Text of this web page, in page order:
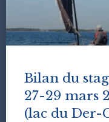
Bilan du
27-29 mars
(lac du Der-